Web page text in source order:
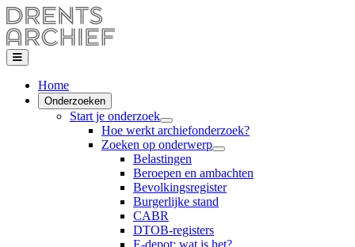
Home
Onderzoeken
Start je onderzoek
Hoe werkt archiefonderzoek?
Zoeken op onderwerp
Belastingen
Beroepen en ambachten
Bevolkingsregister
Burgerlijke stand
CABR
DTOB-registers
E-depot: wat is het?